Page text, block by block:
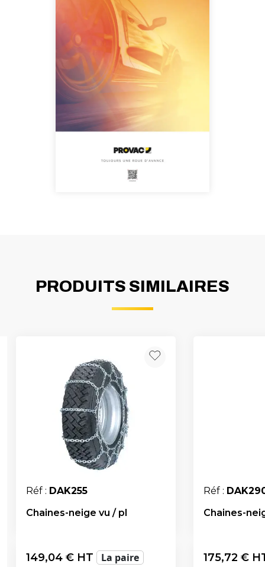
PRODUITS SIMILAIRES
Réf : DAK255
Chaines-neige vu / pl
149,04 € HT La paire
Réf :
Chaines-
175,72 €